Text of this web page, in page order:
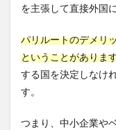
を主張して直接外国
パリルートのデメリ
ということがありま
する国を決定しなけ
す。
つまり、中小企業や